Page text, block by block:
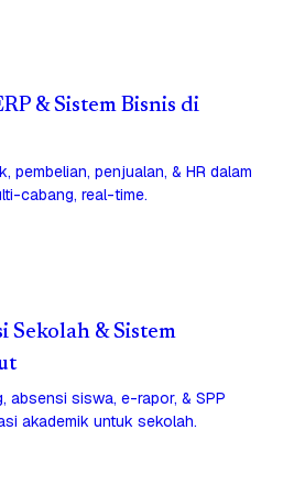
& Sistem Bisnis di
pembelian, penjualan, & HR dalam
cabang, real-time.
Sekolah & Sistem
absensi siswa, e-rapor, & SPP
akademik untuk sekolah.